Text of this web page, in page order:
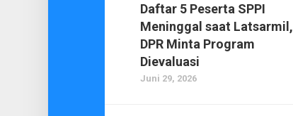
Daftar 5 Peserta SPPI
Meninggal saat Latsarmil,
DPR Minta Program
Dievaluasi
Juni 29, 2026